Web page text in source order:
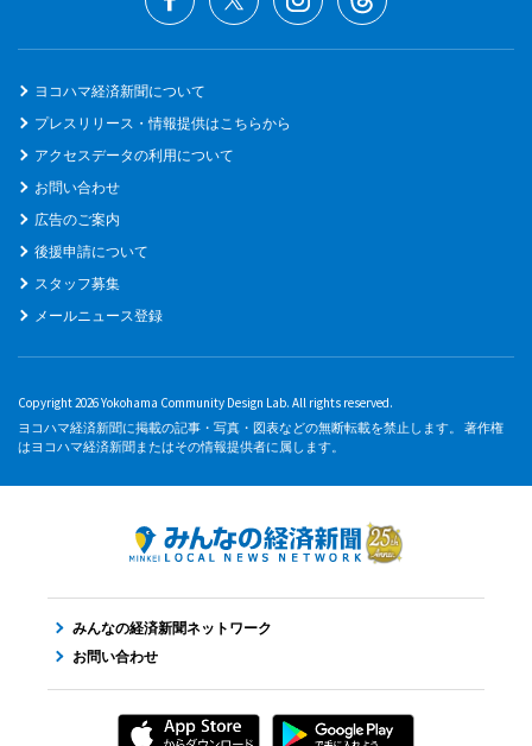
ヨコハマ経済新聞について
プレスリリース・情報提供はこちらから
アクセスデータの利用について
お問い合わせ
広告のご案内
後援申請について
スタッフ募集
メールニュース登録
Copyright 2026 Yokohama Community Design Lab. All rights reserved.
ヨコハマ経済新聞に掲載の記事・写真・図表などの無断転載を禁止します。 著作権
はヨコハマ経済新聞またはその情報提供者に属します。
みんなの経済新聞ネットワーク
お問い合わせ